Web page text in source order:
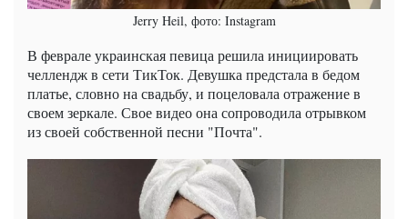
Jerry Heil, фото: Instagram
В феврале украинская певица решила инициировать
челлендж в сети ТикТок. Девушка предстала в бедом
платье, словно на свадьбу, и поцеловала отражение в
своем зеркале. Свое видео она сопроводила отрывком
из своей собственной песни "Почта".